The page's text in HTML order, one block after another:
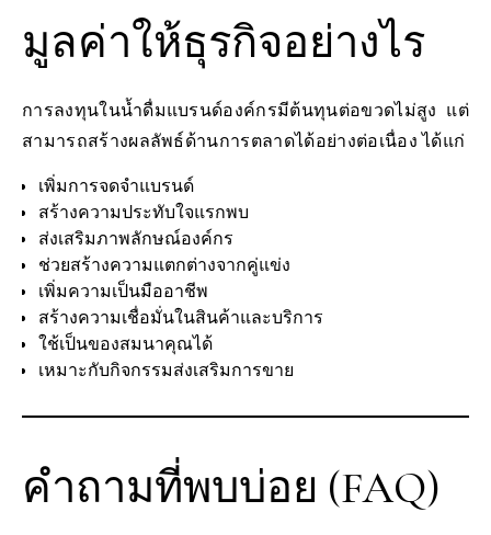
มูลค่าให้ธุรกิจอย่างไร
การลงทุนในน้ำดื่มแบรนด์องค์กรมีต้นทุนต่อขวดไม่สูง แต่
สามารถสร้างผลลัพธ์ด้านการตลาดได้อย่างต่อเนื่อง ได้แก่
เพิ่มการจดจำแบรนด์
สร้างความประทับใจแรกพบ
ส่งเสริมภาพลักษณ์องค์กร
ช่วยสร้างความแตกต่างจากคู่แข่ง
เพิ่มความเป็นมืออาชีพ
สร้างความเชื่อมั่นในสินค้าและบริการ
ใช้เป็นของสมนาคุณได้
เหมาะกับกิจกรรมส่งเสริมการขาย
คำถามที่พบบ่อย (FAQ)